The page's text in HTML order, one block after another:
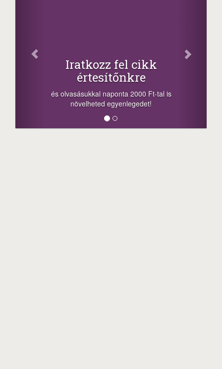
Iratkozz fel cikk
értesítőnkre
és olvasásukkal naponta 2000 Ft-tal is
növelheted egyenlegedet!